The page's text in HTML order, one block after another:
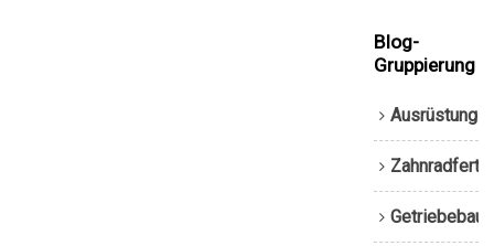
Blog-
Gruppierung
Getriebebau